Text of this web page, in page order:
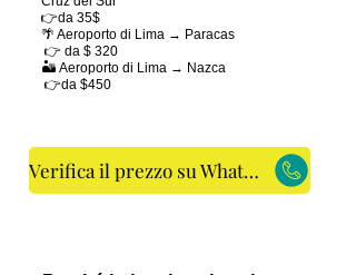
👉da 35$
🌴 Aeroporto di Lima → Paracas
👉 da $ 320
🏜️ Aeroporto di Lima → Nazca
👉da $450
Verifica il prezzo su WhatsApp